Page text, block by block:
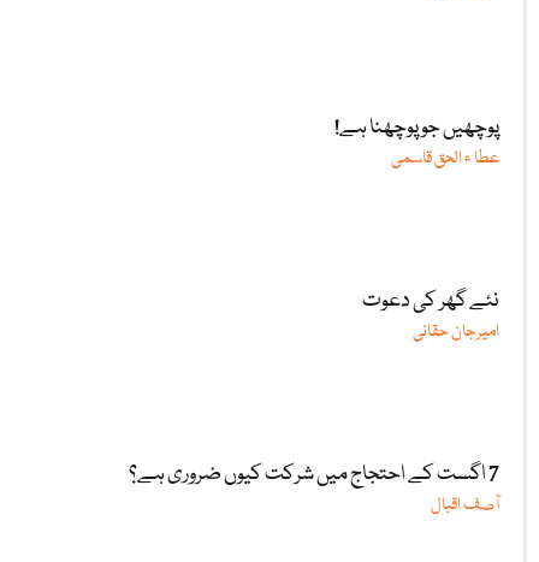
پوچھیں جو پوچھنا ہے!
عطا ء الحق قاسمی
نئے گھر کی دعوت
امیرجان حقانی
7 اگست کے احتجاج میں شرکت کیوں ضروری ہے؟
آصف اقبال